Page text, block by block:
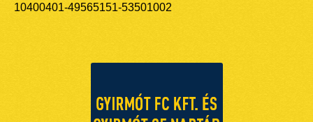
10400401-49565151-53501002